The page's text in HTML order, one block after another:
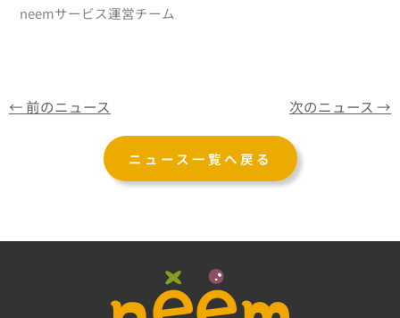
neemサービス運営チーム
← 前のニュース 次のニュース→
ニュース一覧へ戻る